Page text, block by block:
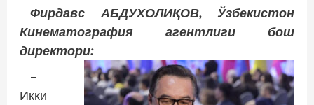
Фирдавс АБДУХОЛИҚОВ, Ўзбекистон
Кинематография агентлиги бош
директори:
–
Икки